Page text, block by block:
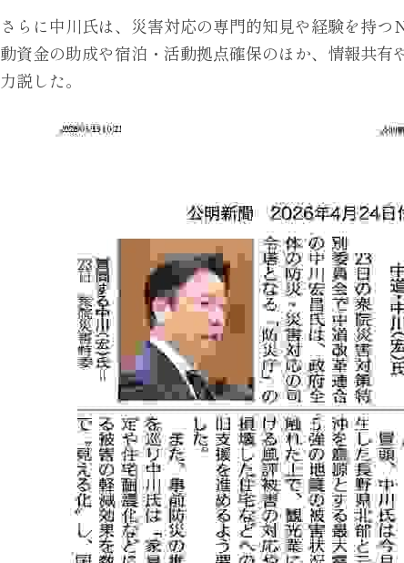
さらに中川氏は、災害対応の専門的知見や経験を持
動資金の助成や宿泊・活動拠点確保のほか、情報共有
力説した。